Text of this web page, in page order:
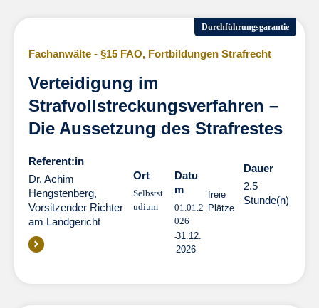
Durchführungsgarantie
Fachanwälte - §15 FAO, Fortbildungen Strafrecht
Verteidigung im
Strafvollstreckungsverfahren –
Die Aussetzung des Strafrestes
Referent:in
Dr. Achim
Hengstenberg,
Vorsitzender Richter
am Landgericht
Ort
Selbstst
udium
Datu
m
01.01.2
026
31.12.
2026
freie
Plätze
Dauer
2.5
Stunde(n)